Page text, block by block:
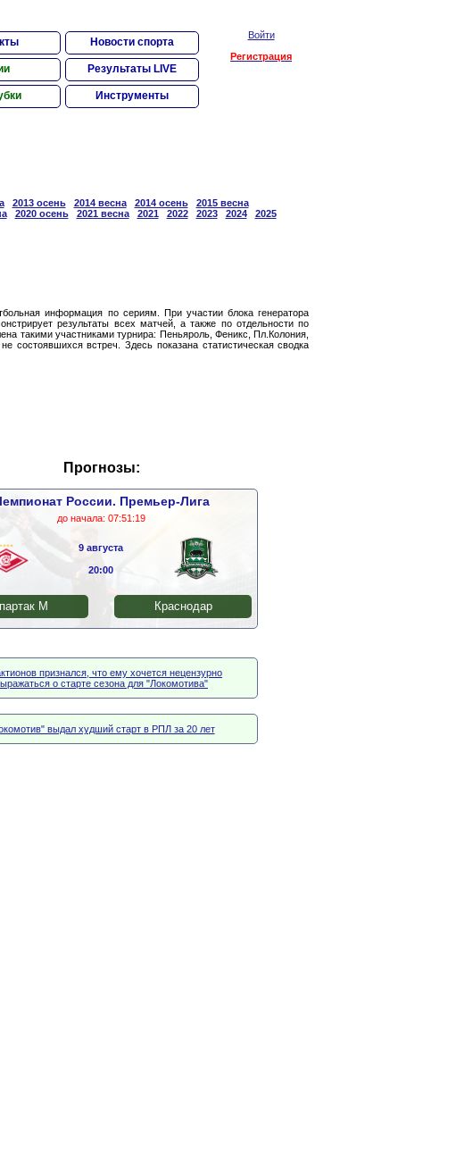
Новости спорта
Результаты LIVE
Инструменты
Войти
Регистрация
2013 осень 2014 весна 2014 осень
2015 весна
2020 осень 2021 весна 2021 2022 2023 2024
2025
информация по сериям. При участии блока генератора
результаты всех матчей, а также по отдельности по
такими участниками турнира: Пеньяроль, Феникс, Пл.Колония,
встреч. Здесь показана статистическая сводка
Прогнозы:
России. Премьер-Лига
до начала: 07:51:18
9 августа
20:00
М Краснодар
признался, что ему хочется нецензурно
о старте сезона для "Локомотива"
выдал худший старт в РПЛ за 20 лет